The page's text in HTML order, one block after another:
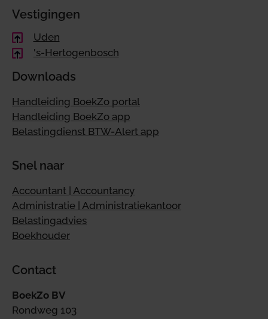
Vestigingen
Uden
's-Hertogenbosch
Downloads
Handleiding BoekZo portal
Handleiding BoekZo app
Belastingdienst BTW-Alert app
Snel naar
Accountant | Accountancy
Administratie | Administratiekantoor
Belastingadvies
Boekhouder
Contact
BoekZo BV
Rondweg 103